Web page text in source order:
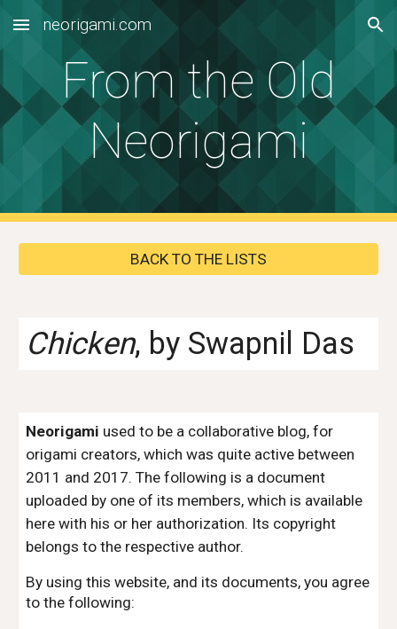
Skip to main content Skip to navigation
neorigami.com
From the Old
Neorigami
BACK TO THE LISTS
Chicken, by Swapnil Das
Neorigami used to be a collaborative blog, for
origami creators, which was quite active between
2011 and 2017. The following is a document
uploaded by one of its members, which is available
here with his or her authorization. Its copyright
belongs to the respective author.
By using this website, and its documents, you agree
to the following: